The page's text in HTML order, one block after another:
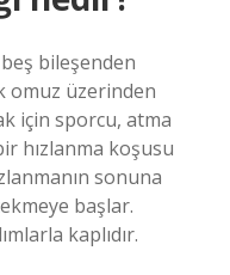
bileşenden
omuz üzerinden
için sporcu, atma
hızlanma koşusu
sonuna
başlar.
kaplıdır.